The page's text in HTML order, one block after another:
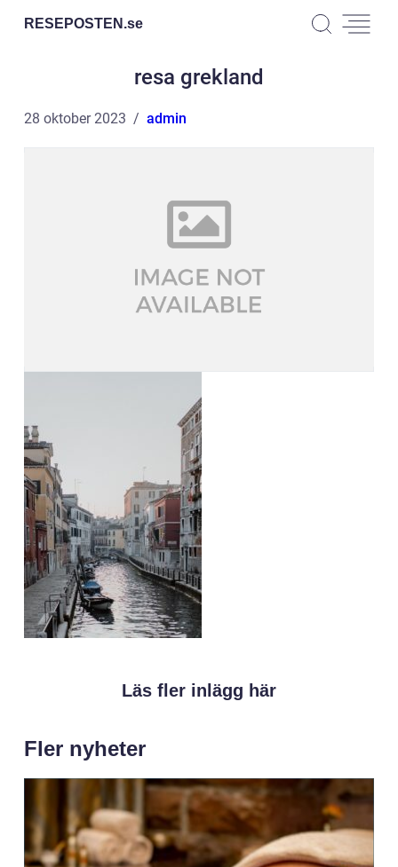
RESEPOSTEN.se
resa grekland
28 oktober 2023 admin
Läs fler inlägg här
Fler nyheter